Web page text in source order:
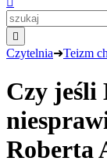

Czytelnia➜Teizm
Czy jeśli
Roberta